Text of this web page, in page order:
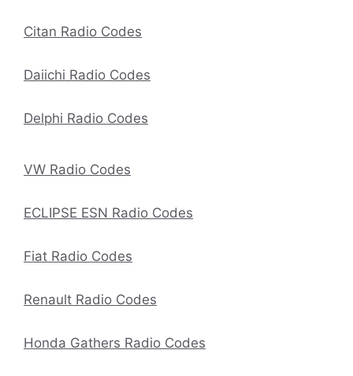
Citan Radio Codes
Daiichi Radio Codes
Delphi Radio Codes
VW Radio Codes
ECLIPSE ESN Radio Codes
Fiat Radio Codes
Renault Radio Codes
Honda Gathers Radio Codes